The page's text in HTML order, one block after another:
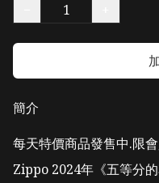
簡介
每天特價商品發售中.限
Zippo 2024年《五等分